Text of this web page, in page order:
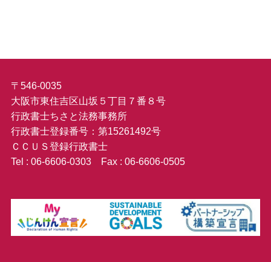
〒546-0035
大阪市東住吉区山坂５丁目７番８号
行政書士ちさと法務事務所
行政書士登録番号：第15261492号
ＣＣＵＳ登録行政書士
Tel : 06-6606-0303 Fax : 06-6606-0505